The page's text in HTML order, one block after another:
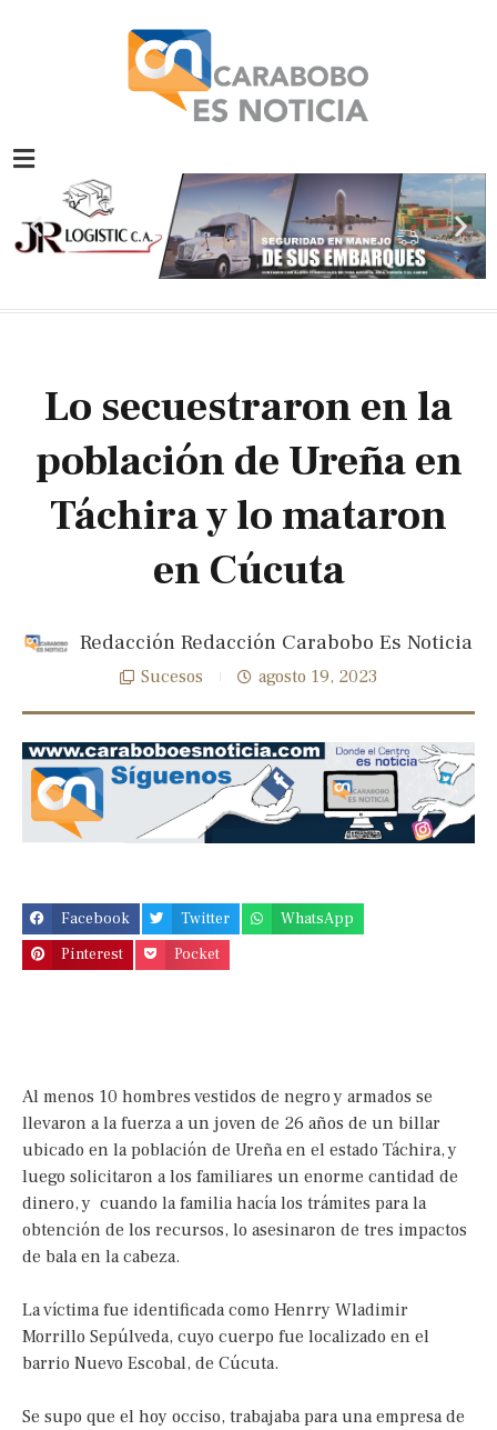
Previous
slide
Lo secuestraron en la
población de Ureña en
Táchira y lo mataron
en Cúcuta
Redacción Redacción Carabobo Es Noticia
Sucesos agosto 19, 2023
Previous
slide
Next
slide
Facebook Twitter
WhatsApp
Pinterest
Pocket
Al menos 10 hombres vestidos de negro y armados se
llevaron a la fuerza a un joven de 26 años de un billar
ubicado en la población de Ureña en el estado Táchira, y
luego solicitaron a los familiares un enorme cantidad de
dinero, y cuando la familia hacía los trámites para la
obtención de los recursos, lo asesinaron de tres impactos
de bala en la cabeza.
La víctima fue identificada como Henrry Wladimir
Morrillo Sepúlveda, cuyo cuerpo fue localizado en el
barrio Nuevo Escobal, de Cúcuta.
Se supo que el hoy occiso, trabajaba para una empresa de